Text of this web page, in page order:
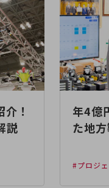
mini ドコモBiz かけ放題
！
説
年4億
た地
#プロジ